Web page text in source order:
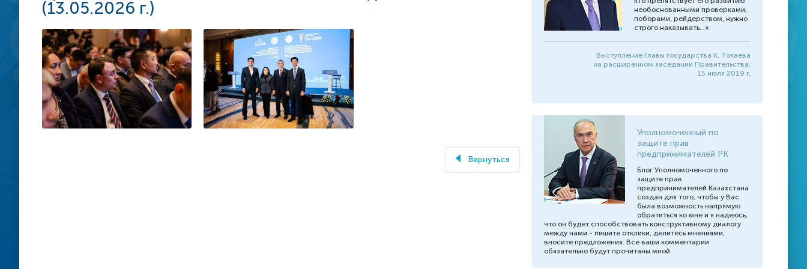
предпринимательства
Меморандум о взаимном
сотрудничестве Центра
поддержки цифрового
правительства и Бизнес-
омбудсмена
Рекомендации Сената
Международные новости
Доклады, выступления
Инфографика
(13.05.2026 г.)
Вернуться
необоснованными проверками,
поборами, рейдерством, нужно
строго наказывать...».
Выступление Главы государства К. Токаева
на расширенном заседании Правительства,
15 июля 2019 г.
Уполномоченный по
защите прав
предпринимателей РК
Блог Уполномоченного по
защите прав
предпринимателей Казахстана
создан для того, чтобы у Вас
была возможность напрямую
обратиться ко мне и я надеюсь,
что он будет способствовать конструктивному диалогу
между нами - пишите отклики, делитесь мнениями,
вносите предложения. Все ваши комментарии
обязательно будут прочитаны мной.